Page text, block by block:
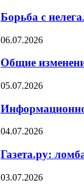
Борьба с
06.07.2026
Общие
05.07.2026
04.07.2026
Газета.ру:
03.07.2026